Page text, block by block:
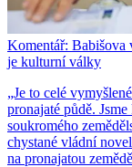
Komentář: Babišova
je kulturní války
„Je to celé
pronajaté půdě.
soukromého
chystané vládní
na pronajatou